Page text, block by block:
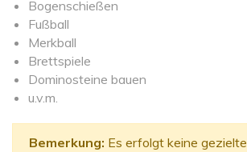
Bogenschießen
Fußball
Merkball
Brettspiele
Dominosteine bauen
u.v.m.
Bemerkung: Es erfolgt keine gezielte